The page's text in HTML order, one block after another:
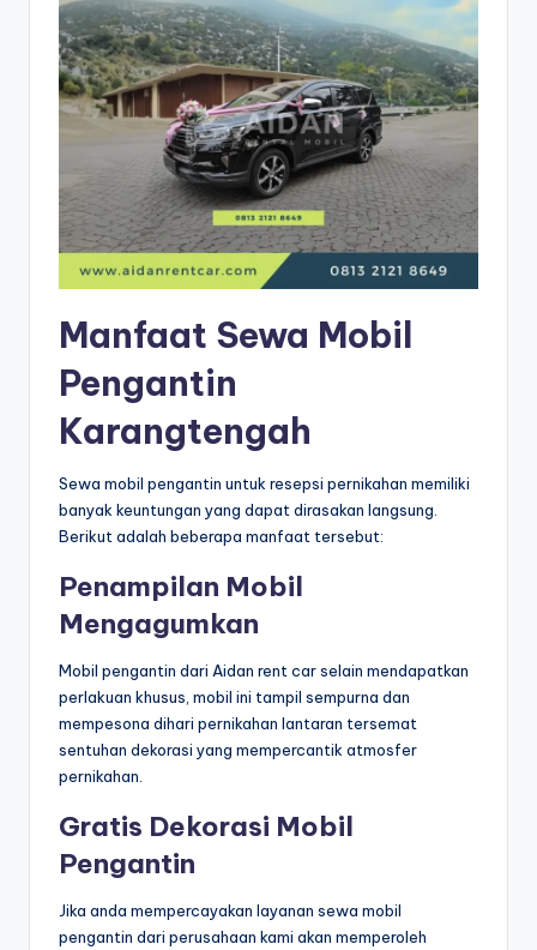
Manfaat Sewa Mobil
Pengantin
Karangtengah
Sewa mobil pengantin untuk resepsi pernikahan memiliki
banyak keuntungan yang dapat dirasakan langsung.
Berikut adalah beberapa manfaat tersebut:
Penampilan Mobil
Mengagumkan
Mobil pengantin dari Aidan rent car selain mendapatkan
perlakuan khusus, mobil ini tampil sempurna dan
mempesona dihari pernikahan lantaran tersemat
sentuhan dekorasi yang mempercantik atmosfer
pernikahan.
Gratis Dekorasi Mobil
Pengantin
Jika anda mempercayakan layanan sewa mobil
pengantin dari perusahaan kami akan memperoleh